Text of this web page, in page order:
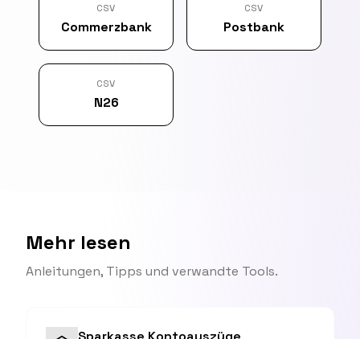
CSV
Commerzbank
CSV
Postbank
CSV
N26
Mehr lesen
Anleitungen, Tipps und verwandte Tools.